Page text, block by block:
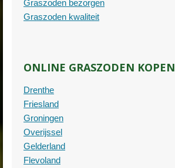
Graszoden bezorgen
Graszoden kwaliteit
ONLINE GRASZODEN KOPEN
Drenthe
Friesland
Groningen
Overijssel
Gelderland
Flevoland